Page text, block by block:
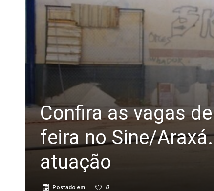
Confira as vagas
feira no Sine/
atuação
Postado em 0